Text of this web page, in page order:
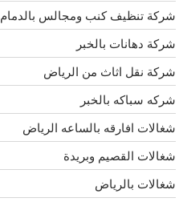
شركة تنظيف كنب ومجالس بالدمام
شركة دهانات بالخبر
شركة نقل اثاث من الرياض
شركه سباكه بالخبر
شغالات افارقه بالساعه الرياض
شغالات القصيم وبريدة
شغالات بالرياض